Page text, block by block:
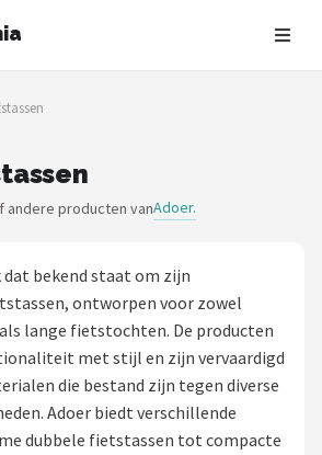
andere producten vanAdoer.
dat bekend staat om zijn
ontworpen voor zowel
lange fietstochten. De producten
met stijl en zijn vervaardigd
die bestand zijn tegen diverse
Adoer biedt verschillende
dubbele fietstassen tot compacte